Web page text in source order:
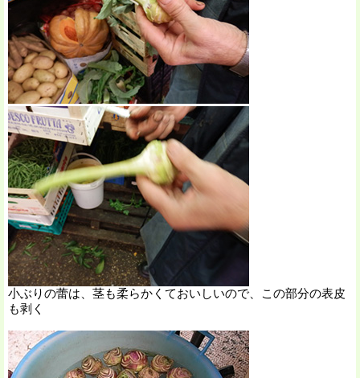
小ぶりの蕾は、茎も柔らかくておいしいので、この部分の表皮
も剥く